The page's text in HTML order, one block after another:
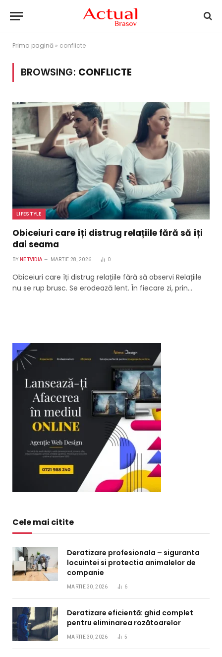
Prima pagină » conflicte
BROWSING: CONFLICTE
LIFESTYLE
Obiceiuri care îți distrug relațiile fără să îți
dai seama
BY NETVIDIA MARTIE 28, 2026 0
Obiceiuri care îți distrug relațiile fără să observi Relațiile
nu se rup brusc. Se erodează lent. În fiecare zi, prin…
Cele mai citite
Deratizare profesionala – siguranta
locuintei si protectia animalelor de
companie
MARTIE 30, 2026 6
Deratizare eficientă: ghid complet
pentru eliminarea rozătoarelor
MARTIE 30, 2026 5